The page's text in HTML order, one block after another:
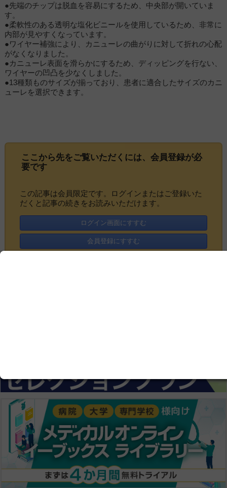
●先端のチップは脱血を容易にするため、中央部が開いていま
す。
●柔軟性のある透明な塩化ビニールを使用しているため、非常に
内部が見やすくなっています。
●ワイヤー補強により、カニューレの曲がりに対して折れの心配
がなくなりました。
●カニューレ表面を滑らかにするため、ディッピングを行ない、
ワイヤーの凹凸を少なくしました。
●13種類ものサイズが揃っており、患者に適合したサイズのカニ
ューレを選択できます。
ここから先をご覧いただくには、 会員登録が必
要です
この記事は会員限定です。ログインまたはご登録いた
だくと記事の続きをお読みいただけます。
ログイン画面にすすむ
会員登録にすすむ